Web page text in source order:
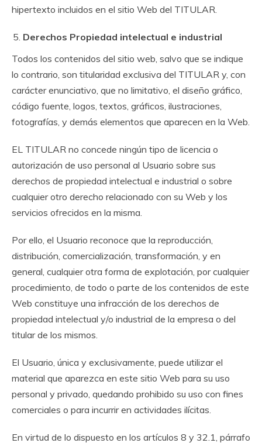
hipertexto incluidos en el sitio Web del TITULAR.
Derechos Propiedad intelectual e industrial
Todos los contenidos del sitio web, salvo que se indique
lo contrario, son titularidad exclusiva del TITULAR y, con
carácter enunciativo, que no limitativo, el diseño gráfico,
código fuente, logos, textos, gráficos, ilustraciones,
fotografías, y demás elementos que aparecen en la Web.
EL TITULAR no concede ningún tipo de licencia o
autorización de uso personal al Usuario sobre sus
derechos de propiedad intelectual e industrial o sobre
cualquier otro derecho relacionado con su Web y los
servicios ofrecidos en la misma.
Por ello, el Usuario reconoce que la reproducción,
distribución, comercialización, transformación, y en
general, cualquier otra forma de explotación, por cualquier
procedimiento, de todo o parte de los contenidos de este
Web constituye una infracción de los derechos de
propiedad intelectual y/o industrial de la empresa o del
titular de los mismos.
El Usuario, única y exclusivamente, puede utilizar el
material que aparezca en este sitio Web para su uso
personal y privado, quedando prohibido su uso con fines
comerciales o para incurrir en actividades ilícitas.
En virtud de lo dispuesto en los artículos 8 y 32.1, párrafo